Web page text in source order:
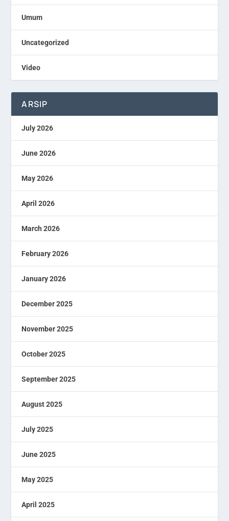
Umum
Uncategorized
Video
ARSIP
July 2026
June 2026
May 2026
April 2026
March 2026
February 2026
January 2026
December 2025
November 2025
October 2025
September 2025
August 2025
July 2025
June 2025
May 2025
April 2025